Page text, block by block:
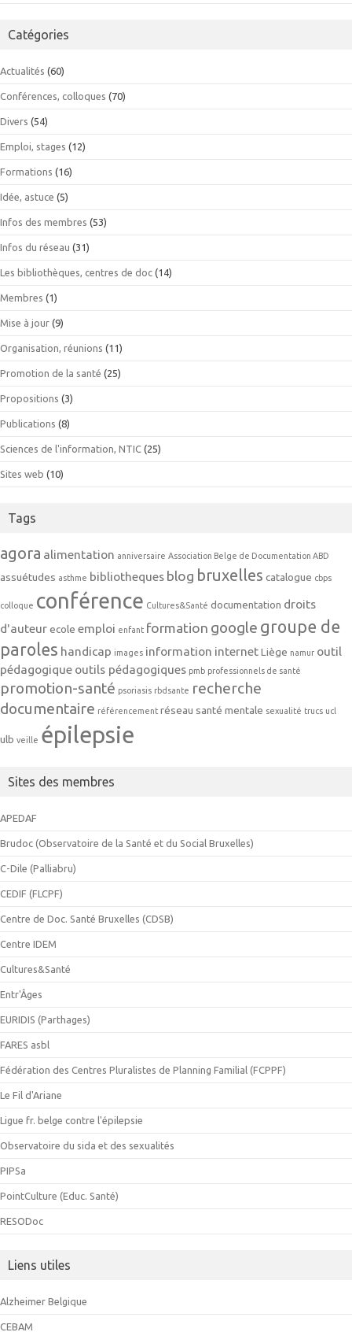
Catégories
Actualités (60)
Conférences, colloques (70)
Divers (54)
Emploi, stages (12)
Formations (16)
Idée, astuce (5)
Infos des membres (53)
Infos du réseau (31)
Les bibliothèques, centres de doc (14)
Membres (1)
Mise à jour (9)
Organisation, réunions (11)
Promotion de la santé (25)
Propositions (3)
Publications (8)
Sciences de l'information, NTIC (25)
Sites web (10)
Tags
agora alimentation anniversaire Association Belge de Documentation ABD
assuétudes asthme bibliotheques blog bruxelles catalogue cbps
colloque conférence Cultures&Santé documentation droits
d'auteur ecole emploi enfant formation google groupe de
paroles handicap images information internet Liège namur outil
pédagogique outils pédagogiques pmb professionnels de santé
promotion-santé psoriasis rbdsante recherche
documentaire référencement réseau santé mentale sexualité trucs ucl
ulb veille épilepsie
Sites des membres
APEDAF
Brudoc (Observatoire de la Santé et du Social Bruxelles)
C-Dile (Palliabru)
CEDIF (FLCPF)
Centre de Doc. Santé Bruxelles (CDSB)
Centre IDEM
Cultures&Santé
Entr'Âges
EURIDIS (Parthages)
FARES asbl
Fédération des Centres Pluralistes de Planning Familial (FCPPF)
Le Fil d'Ariane
Ligue fr. belge contre l'épilepsie
Observatoire du sida et des sexualités
PIPSa
PointCulture (Educ. Santé)
RESODoc
Liens utiles
Alzheimer Belgique
CEBAM